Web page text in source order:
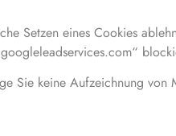
Setzen eines Cookies
Sie keine Aufzeichnung